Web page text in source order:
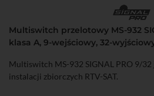
Multiswitch przelotowy MS-932
klasa A, 9-wejściowy, 32-
Multiswitch MS-932 SIGNAL PRO 9/32
instalacji zbiorczych RTV-SAT.